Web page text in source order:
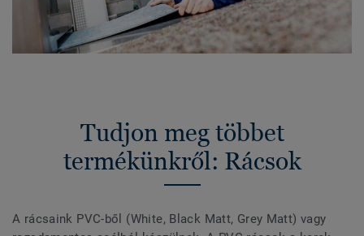
Tudjon meg többet
termékünkről: Rácsok
A rácsaink PVC-ből (White, Black Matt, Grey Matt) vagy